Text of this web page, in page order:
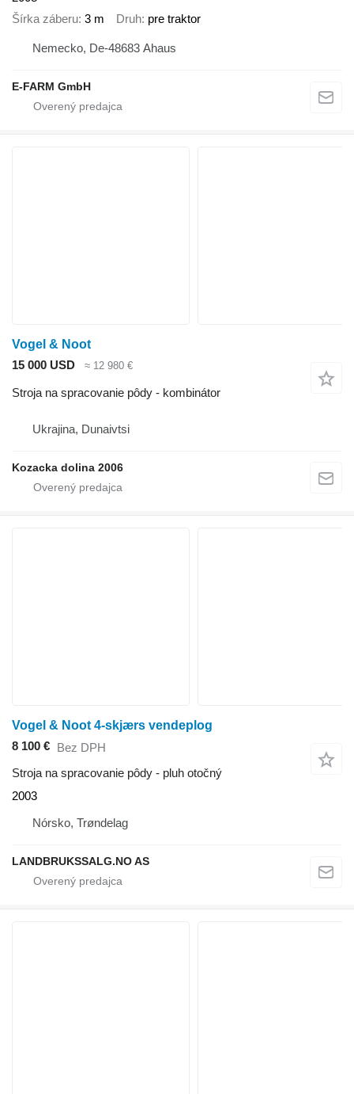
Šírka záberu 3 m Druh pre traktor
Nemecko, De-48683 Ahaus
E-FARM GmbH
Vogel & Noot
15 000 USD
≈ 12 980 €
Stroja na spracovanie pôdy - kombinátor
Ukrajina, Dunaivtsi
Kozacka dolina 2006
Vogel & Noot 4-skjærs vendeplog
8 100 € Bez DPH
Stroja na spracovanie pôdy - pluh otočný
2003
Nórsko, Trøndelag
LANDBRUKSSALG.NO AS